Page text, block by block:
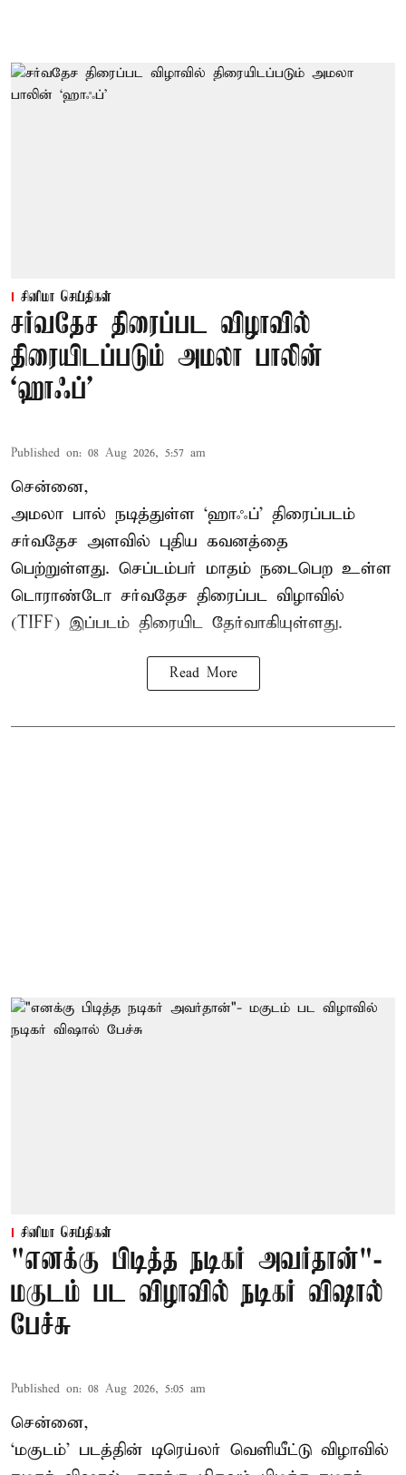
சினிமா செய்திகள்
சர்வதேச திரைப்பட விழாவில்
திரையிடப்படும் அமலா பாலின்
‘ஹாஃப்’
Published on: 08 Aug 2026, 5:57 am
சென்னை,
அமலா பால் நடித்துள்ள ‘ஹாஃப்’ திரைப்படம்
சர்வதேச அளவில் புதிய கவனத்தை
பெற்றுள்ளது. செப்டம்பர் மாதம் நடைபெற உள்ள
டொராண்டோ சர்வதேச திரைப்பட விழாவில்
(TIFF) இப்படம் திரையிட தேர்வாகியுள்ளது.
Read More
சினிமா செய்திகள்
"எனக்கு பிடித்த நடிகர் அவர்தான்"-
மகுடம் பட விழாவில் நடிகர் விஷால்
பேச்சு
Published on: 08 Aug 2026, 5:05 am
சென்னை,
‘மகுடம்’ படத்தின் டிரெய்லர் வெளியீட்டு விழாவில்